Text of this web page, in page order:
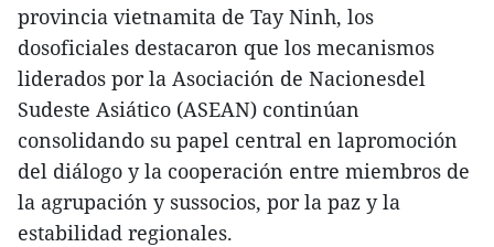
provincia vietnamita de Tay Ninh, los
dosoficiales destacaron que los mecanismos
liderados por la Asociación de Nacionesdel
Sudeste Asiático (ASEAN) continúan
consolidando su papel central en lapromoción
del diálogo y la cooperación entre miembros de
la agrupación y sussocios, por la paz y la
estabilidad regionales.